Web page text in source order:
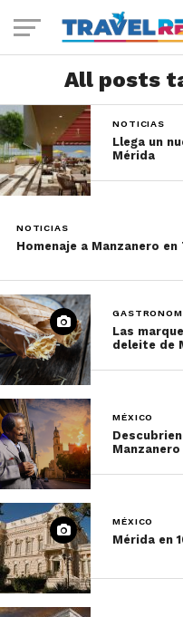
All posts
NOTICIAS
Llega un
Mérida
NOTICIAS
Homenaje a Manzanero
Las
deleite de
MÉXICO
Manzanero
MÉXICO
Mérida en